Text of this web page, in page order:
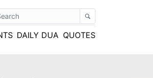
DAILY DUA QUOTES